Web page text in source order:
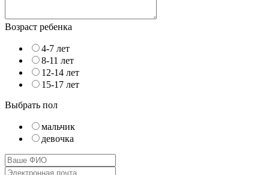
Возраст ребенка
4-7 лет
8-11 лет
12-14 лет
15-17 лет
Выбрать пол
мальчик
девочка